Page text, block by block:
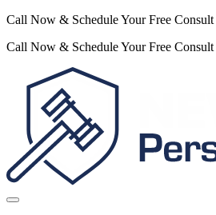
Call Now & Schedule Your Free Consult
Call Now & Schedule Your Free Consult